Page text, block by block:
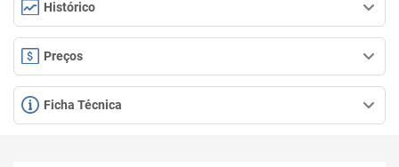
Histórico
Preços
Ficha Técnica